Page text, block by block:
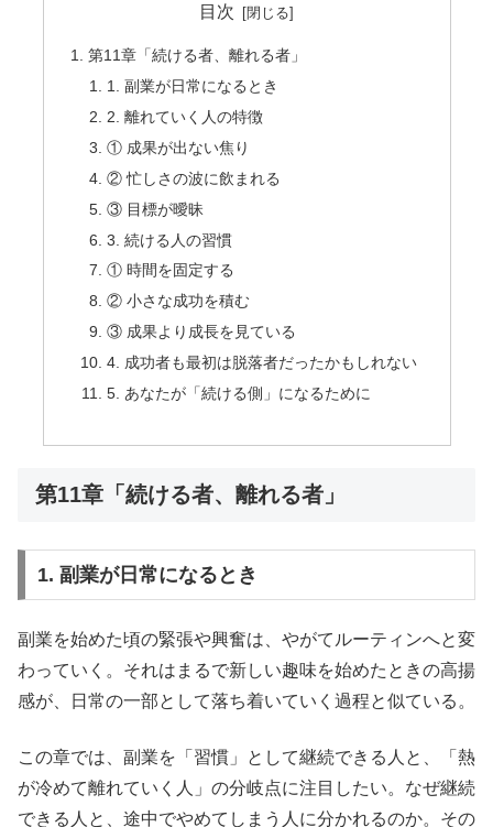
目次
第11章「続ける者、離れる者」
1. 副業が日常になるとき
2. 離れていく人の特徴
① 成果が出ない焦り
② 忙しさの波に飲まれる
③ 目標が曖昧
3. 続ける人の習慣
① 時間を固定する
② 小さな成功を積む
③ 成果より成長を見ている
4. 成功者も最初は脱落者だったかもしれない
5. あなたが「続ける側」になるために
第11章「続ける者、離れる者」
1. 副業が日常になるとき
副業を始めた頃の緊張や興奮は、やがてルーティンへと変
わっていく。それはまるで新しい趣味を始めたときの高揚
感が、日常の一部として落ち着いていく過程と似ている。
この章では、副業を「習慣」として継続できる人と、「熱
が冷めて離れていく人」の分岐点に注目したい。なぜ継続
できる人と、途中でやめてしまう人に分かれるのか。その